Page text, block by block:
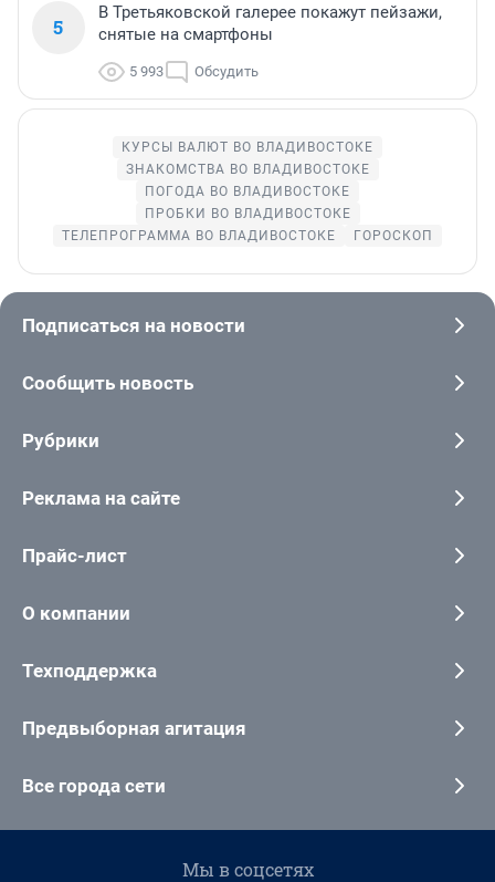
5
В Третьяковской галерее покажут пейзажи,
снятые на смартфоны
5 993 Обсудить
КУРСЫ ВАЛЮТ ВО ВЛАДИВОСТОКЕ
ЗНАКОМСТВА ВО ВЛАДИВОСТОКЕ
ПОГОДА ВО ВЛАДИВОСТОКЕ
ПРОБКИ ВО ВЛАДИВОСТОКЕ
ТЕЛЕПРОГРАММА ВО ВЛАДИВОСТОКЕ
ГОРОСКОП
Подписаться на новости
Сообщить новость
Рубрики
Реклама на сайте
Прайс-лист
О компании
Техподдержка
Предвыборная агитация
Все города сети
Мы в соцсетях